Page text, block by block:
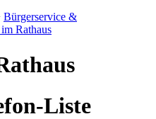
Bürgerservice &
Rathaus
Liste